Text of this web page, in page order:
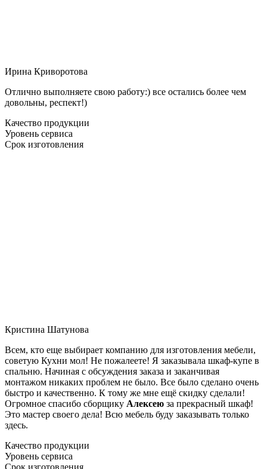
Ирина Криворотова
Отлично выполняете свою работу:) все остались более чем
довольны, респект!)
Качество продукции
Уровень сервиса
Срок изготовления
Кристина Шатунова
Всем, кто еще выбирает компанию для изготовления мебели,
советую Кухни мол! Не пожалеете! Я заказывала шкаф-купе в
спальню. Начиная с обсуждения заказа и заканчивая
монтажом никаких проблем не было. Все было сделано очень
быстро и качественно. К тому же мне ещё скидку сделали!
Огромное спасибо сборщику Алексею за прекрасный шкаф!
Это мастер своего дела! Всю мебель буду заказывать только
здесь.
Качество продукции
Уровень сервиса
Срок изготовления